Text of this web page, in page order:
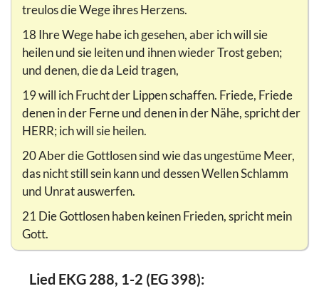
treulos die Wege ihres Herzens.
18 Ihre Wege habe ich gesehen, aber ich will sie
heilen und sie leiten und ihnen wieder Trost geben;
und denen, die da Leid tragen,
19 will ich Frucht der Lippen schaffen. Friede, Friede
denen in der Ferne und denen in der Nähe, spricht der
HERR; ich will sie heilen.
20 Aber die Gottlosen sind wie das ungestüme Meer,
das nicht still sein kann und dessen Wellen Schlamm
und Unrat auswerfen.
21 Die Gottlosen haben keinen Frieden, spricht mein
Gott.
Lied EKG 288, 1-2 (EG 398):